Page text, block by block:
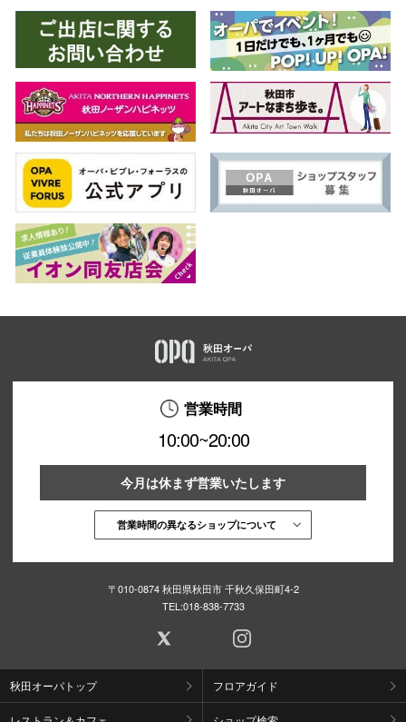
営業時間
10:00~20:00
今月は休まず営業いたします
営業時間の異なるショップについて
〒010-0874 秋田県秋田市 千秋久保田町4-2
TEL:018-838-7733
秋田オーパトップ フロアガイド